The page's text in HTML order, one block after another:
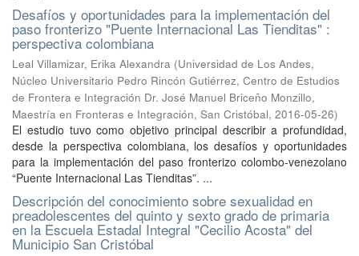
Desafíos y oportunidades para la implementación del
paso fronterizo "Puente Internacional Las Tienditas" :
perspectiva colombiana
Leal Villamizar, Erika Alexandra (Universidad de Los Andes,
Núcleo Universitario Pedro Rincón Gutiérrez, Centro de Estudios
de Frontera e Integración Dr. José Manuel Briceño Monzillo,
Maestría en Fronteras e Integración, San Cristóbal, 2016-05-26)
El estudio tuvo como objetivo principal describir a profundidad,
desde la perspectiva colombiana, los desafíos y oportunidades
para la implementación del paso fronterizo colombo-venezolano
“Puente Internacional Las Tienditas”. ...
Descripción del conocimiento sobre sexualidad en
preadolescentes del quinto y sexto grado de primaria
en la Escuela Estadal Integral "Cecilio Acosta" del
Municipio San Cristóbal